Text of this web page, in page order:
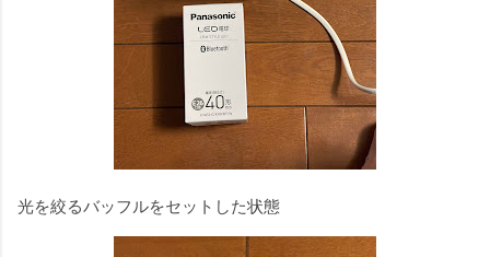
光を絞るバッフルをセットした状態